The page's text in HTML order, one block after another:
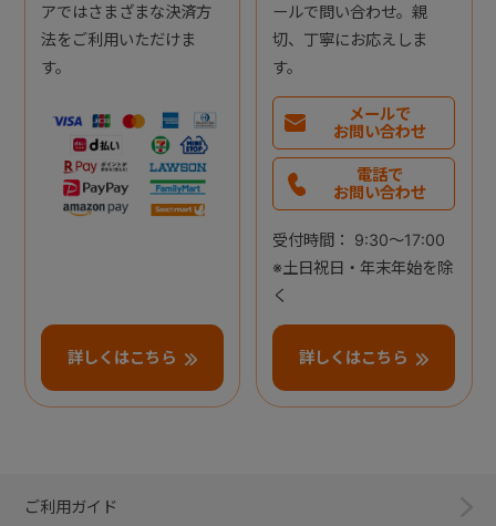
アではさまざまな決済方
法をご利用いただけま
す。
詳しくはこちら
ールで問い合わせ。親
切、丁寧にお応えしま
す。
メールで
お問い合わせ
電話で
お問い合わせ
受付時間： 9:30～17:00
※土日祝日・年末年始を除
く
詳しくはこちら
ご利用ガイド